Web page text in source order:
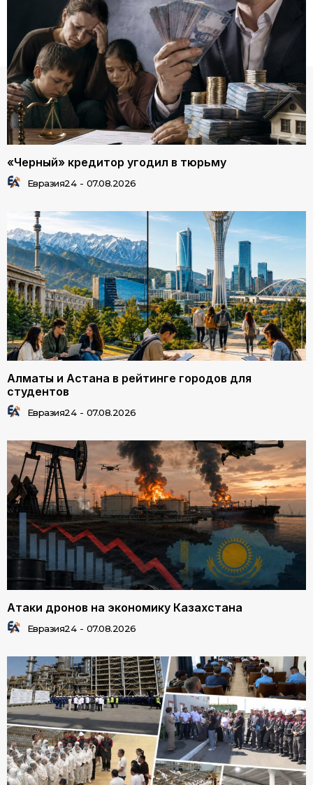
«Черный» кредитор угодил в тюрьму
Евразия24 - 07.08.2026
Алматы и Астана в рейтинге городов для
студентов
Евразия24 - 07.08.2026
Атаки дронов на экономику Казахстана
Евразия24 - 07.08.2026